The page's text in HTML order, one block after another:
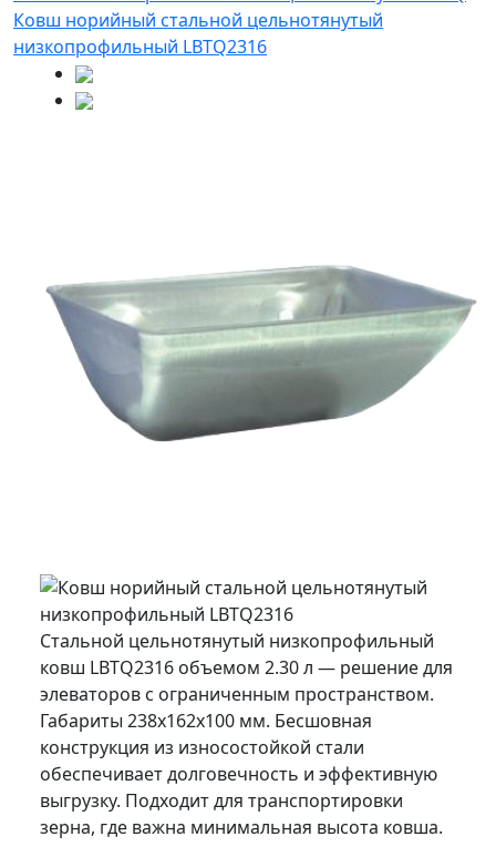
Ковш норийный стальной цельнотянутый
низкопрофильный LBTQ2316
Стальной цельнотянутый низкопрофильный
ковш LBTQ2316 объемом 2.30 л — решение для
элеваторов с ограниченным пространством.
Габариты 238x162x100 мм. Бесшовная
конструкция из износостойкой стали
обеспечивает долговечность и эффективную
выгрузку. Подходит для транспортировки
зерна, где важна минимальная высота ковша.